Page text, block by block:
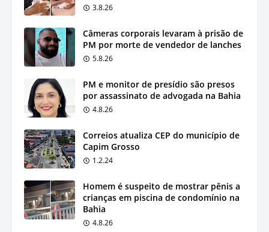
3.8.26
Câmeras corporais levaram à prisão de
PM por morte de vendedor de lanches
5.8.26
PM e monitor de presídio são presos
por assassinato de advogada na Bahia
4.8.26
Correios atualiza CEP do município de
Capim Grosso
1.2.24
Homem é suspeito de mostrar pênis a
crianças em piscina de condomínio na
Bahia
4.8.26